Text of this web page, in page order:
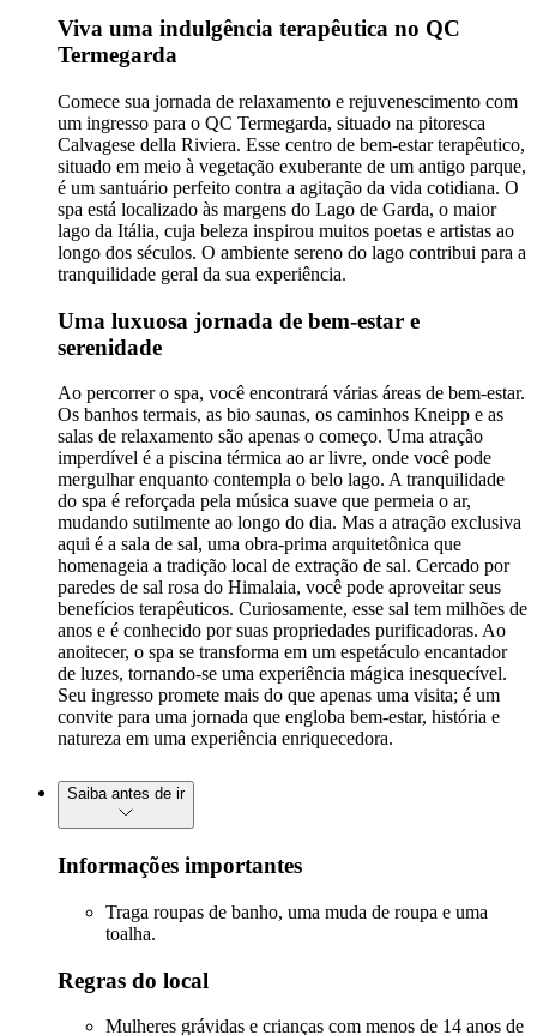
Viva uma indulgência terapêutica no QC
Termegarda
Comece sua jornada de relaxamento e rejuvenescimento com
um ingresso para o QC Termegarda, situado na pitoresca
Calvagese della Riviera. Esse centro de bem-estar terapêutico,
situado em meio à vegetação exuberante de um antigo parque,
é um santuário perfeito contra a agitação da vida cotidiana. O
spa está localizado às margens do Lago de Garda, o maior
lago da Itália, cuja beleza inspirou muitos poetas e artistas ao
longo dos séculos. O ambiente sereno do lago contribui para a
tranquilidade geral da sua experiência.
Uma luxuosa jornada de bem-estar e
serenidade
Ao percorrer o spa, você encontrará várias áreas de bem-estar.
Os banhos termais, as bio saunas, os caminhos Kneipp e as
salas de relaxamento são apenas o começo. Uma atração
imperdível é a piscina térmica ao ar livre, onde você pode
mergulhar enquanto contempla o belo lago. A tranquilidade
do spa é reforçada pela música suave que permeia o ar,
mudando sutilmente ao longo do dia. Mas a atração exclusiva
aqui é a sala de sal, uma obra-prima arquitetônica que
homenageia a tradição local de extração de sal. Cercado por
paredes de sal rosa do Himalaia, você pode aproveitar seus
benefícios terapêuticos. Curiosamente, esse sal tem milhões de
anos e é conhecido por suas propriedades purificadoras. Ao
anoitecer, o spa se transforma em um espetáculo encantador
de luzes, tornando-se uma experiência mágica inesquecível.
Seu ingresso promete mais do que apenas uma visita; é um
convite para uma jornada que engloba bem-estar, história e
natureza em uma experiência enriquecedora.
Saiba antes de ir
Informações importantes
Traga roupas de banho, uma muda de roupa e uma
toalha.
Regras do local
Mulheres grávidas e crianças com menos de 14 anos de